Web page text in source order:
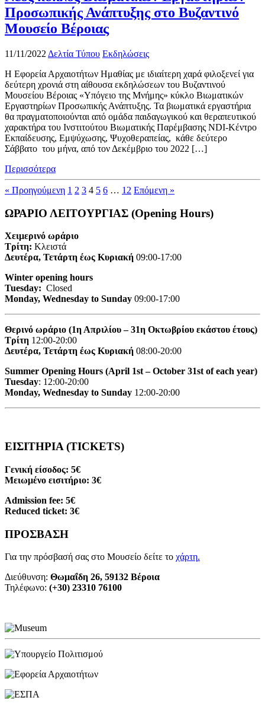
Προσωπικής Ανάπτυξης στο Βυζαντινό
Μουσείο Βέροιας
11/11/2022 Δελτία Τύπου Εκδηλώσεις
Η Εφορεία Αρχαιοτήτων Ημαθίας με ιδιαίτερη χαρά φιλοξενεί για
δεύτερη χρονιά στη αίθουσα εκδηλώσεων του Βυζαντινού
Μουσείου Βέροιας «Υπόγειο της Μνήμης» κύκλο Βιωματικών
Εργαστηρίων Προσωπικής Ανάπτυξης. Τα βιωματικά εργαστήρια
θα πραγματοποιούνται από ομάδα παιδαγωγικού και θεραπευτικού
χαρακτήρα του Ινστιτούτου Βιωματικής Παρέμβασης NDI-Κέντρο
Εκπαίδευσης, Εμψύχωσης, Ψυχοθεραπείας, κάθε δεύτερο
Σάββατο του μήνα, από τον Δεκέμβριο του 2022 […]
Περισσότερα
« Προηγούμενη 1 2 3 4 5 6 … 12 Επόμενη »
ΩΡΑΡΙΟ ΛΕΙΤΟΥΡΓΙΑΣ (Opening Hours)
Χειμερινό ωράριο
Τρίτη: Κλειστά
Δευτέρα, Τετάρτη έως Κυριακή 09:00-17:00
Winter opening hours
Tuesday: Closed
Monday, Wednesday to Sunday 09:00-17:00
Θερινό ωράριο (1η Απριλίου – 31η Οκτωβρίου εκάστου έτους)
Τρίτη 12:00-20:00
Δευτέρα, Τετάρτη έως Κυριακή 08:00-20:00
Summer Opening Hours (April 1st – October 31st of each year)
Tuesday: 12:00-20:00
Monday, Wednesday to Sunday 12:00-20:00
ΕΙΣΙΤΗΡΙΑ (TICKETS)
Γενική είσοδος: 5€
Μειωμένο εισιτήριο: 3€
Admission fee: 5€
Reduced ticket: 3€
ΠΡΟΣΒΑΣΗ
Για την πρόσβασή σας στο Μουσείο δείτε το χάρτη.
Διεύθυνση: Θωμαΐδη 26, 59132 Βέροια
Τηλέφωνο: (+30) 23310 76100